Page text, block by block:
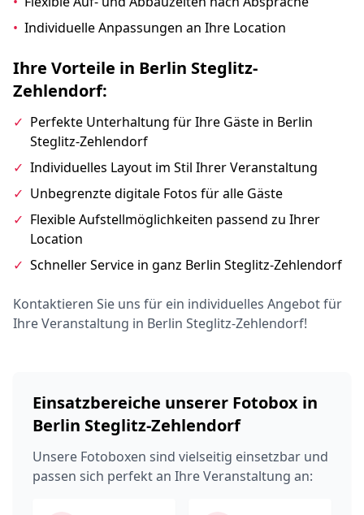
• Individuelle Anpassungen an Ihre Location
Ihre Vorteile in Berlin Steglitz-
Zehlendorf:
✓ Perfekte Unterhaltung für Ihre Gäste in Berlin
Steglitz-Zehlendorf
✓ Individuelles Layout im Stil Ihrer Veranstaltung
✓ Unbegrenzte digitale Fotos für alle Gäste
✓ Flexible Aufstellmöglichkeiten passend zu Ihrer
Location
✓ Schneller Service in ganz Berlin Steglitz-Zehlendorf
Kontaktieren Sie uns für ein individuelles Angebot für
Ihre Veranstaltung in Berlin Steglitz-Zehlendorf!
Einsatzbereiche unserer Fotobox in
Berlin Steglitz-Zehlendorf
Unsere Fotoboxen sind vielseitig einsetzbar und
passen sich perfekt an Ihre Veranstaltung an: